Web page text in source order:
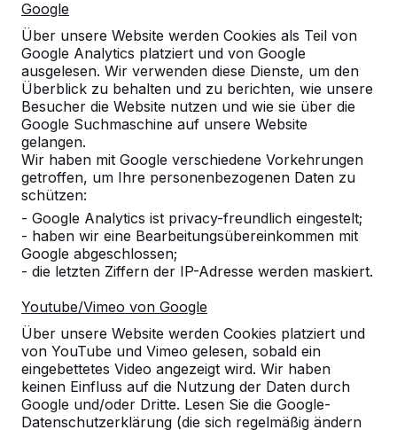
Google
Über unsere Website werden Cookies als Teil von
Google Analytics platziert und von Google
ausgelesen. Wir verwenden diese Dienste, um den
Überblick zu behalten und zu berichten, wie unsere
Besucher die Website nutzen und wie sie über die
Google Suchmaschine auf unsere Website
gelangen.
Wir haben mit Google verschiedene Vorkehrungen
getroffen, um Ihre personenbezogenen Daten zu
schützen:
- Google Analytics ist privacy-freundlich eingestelt;
- haben wir eine Bearbeitungsübereinkommen mit
Google abgeschlossen;
- die letzten Ziffern der IP-Adresse werden maskiert.
Youtube/Vimeo von Google
Über unsere Website werden Cookies platziert und
von YouTube und Vimeo gelesen, sobald ein
eingebettetes Video angezeigt wird. Wir haben
keinen Einfluss auf die Nutzung der Daten durch
Google und/oder Dritte. Lesen Sie die Google-
Datenschutzerklärung (die sich regelmäßig ändern
Referenzen
Unsere Produkte finden Sie in ganz Europa
und darüber hinaus. Sehen Sie hier, wo Sie
ein HeBlad-Produkt in Ihrer Nähe finden.
Produkt
Alles anzeigen
Kategorie
Alles anzeigen
Ort oder Postleitzahl suchen